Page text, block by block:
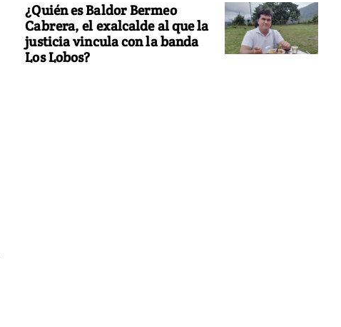
¿Quién es Baldor Bermeo
Cabrera, el exalcalde al que la
justicia vincula con la banda
Los Lobos?